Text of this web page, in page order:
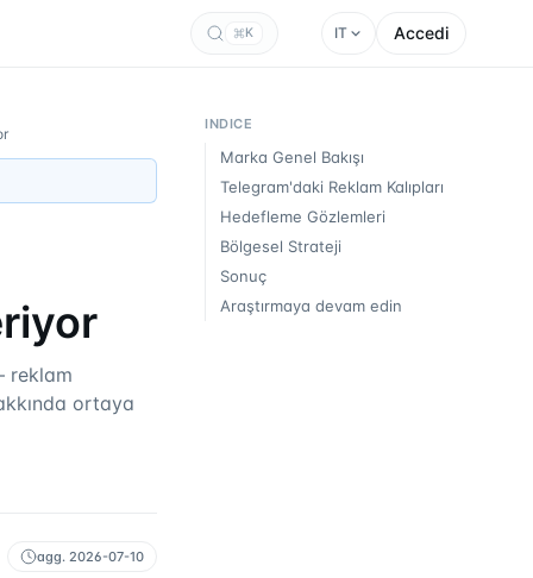
K IT Accedi
reklam
ortaya
agg. 2026-07-10
INDICE
Marka Genel Bakışı
Telegram'daki Reklam Kalıpları
Hedefleme Gözlemleri
Bölgesel Strateji
Sonuç
Araştırmaya devam edin